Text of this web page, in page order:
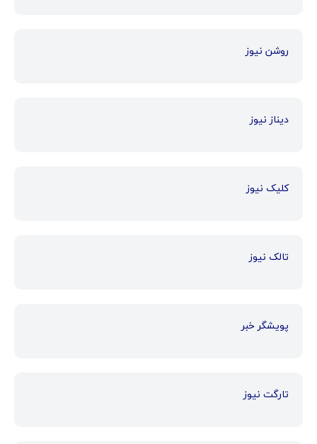
روشن نیوز
دیناز نیوز
کلیک نیوز
تالک نیوز
پویشگر خبر
تارگت نیوز